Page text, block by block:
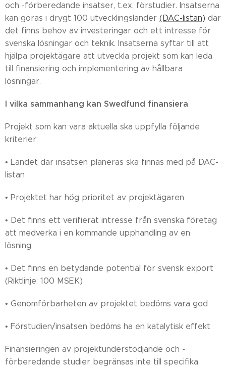
och -förberedande insatser, t.ex. förstudier. Insatserna
kan göras i drygt 100 utvecklingsländer (DAC-listan) där
det finns behov av investeringar och ett intresse för
svenska lösningar och teknik. Insatserna syftar till att
hjälpa projektägare att utveckla projekt som kan leda
till finansiering och implementering av hållbara
lösningar.
I vilka sammanhang kan Swedfund finansiera
Projekt som kan vara aktuella ska uppfylla följande
kriterier:
• Landet där insatsen planeras ska finnas med på DAC-
listan
• Projektet har hög prioritet av projektägaren
• Det finns ett verifierat intresse från svenska företag
att medverka i en kommande upphandling av en
lösning
• Det finns en betydande potential för svensk export
(Riktlinje: 100 MSEK)
• Genomförbarheten av projektet bedöms vara god
• Förstudien/insatsen bedöms ha en katalytisk effekt
Finansieringen av projektunderstödjande och -
förberedande studier begränsas inte till specifika